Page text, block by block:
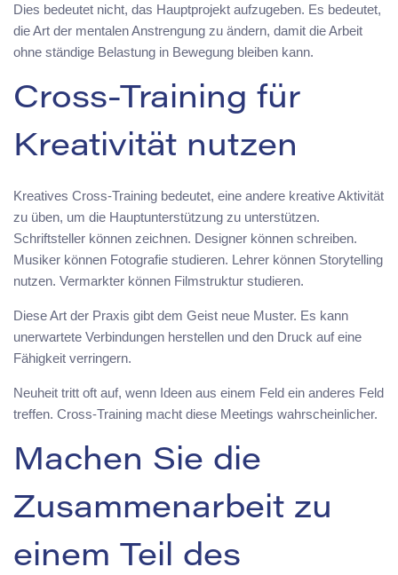
Dies bedeutet nicht, das Hauptprojekt aufzugeben. Es bedeutet,
die Art der mentalen Anstrengung zu ändern, damit die Arbeit
ohne ständige Belastung in Bewegung bleiben kann.
Cross-Training für
Kreativität nutzen
Kreatives Cross-Training bedeutet, eine andere kreative Aktivität
zu üben, um die Hauptunterstützung zu unterstützen.
Schriftsteller können zeichnen. Designer können schreiben.
Musiker können Fotografie studieren. Lehrer können Storytelling
nutzen. Vermarkter können Filmstruktur studieren.
Diese Art der Praxis gibt dem Geist neue Muster. Es kann
unerwartete Verbindungen herstellen und den Druck auf eine
Fähigkeit verringern.
Neuheit tritt oft auf, wenn Ideen aus einem Feld ein anderes Feld
treffen. Cross-Training macht diese Meetings wahrscheinlicher.
Machen Sie die
Zusammenarbeit zu
einem Teil des